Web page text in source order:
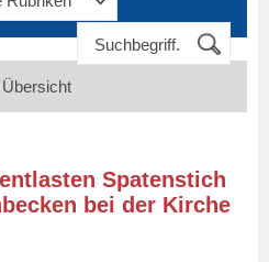
Spatenstich
bei der Kirche